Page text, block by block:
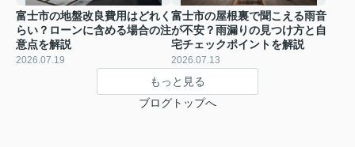
富士市の地盤改良費用はどれく
らい？ローンに含める場合の注
意点を解説
2026.07.19
富士市の屋根裏で聞こえる雨音
が不安？雨漏りの見つけ方と自
宅チェックポイントを解説
2026.07.13
もっと見る
ブログトップへ